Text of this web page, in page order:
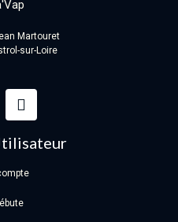
Martouret
sur-Loire